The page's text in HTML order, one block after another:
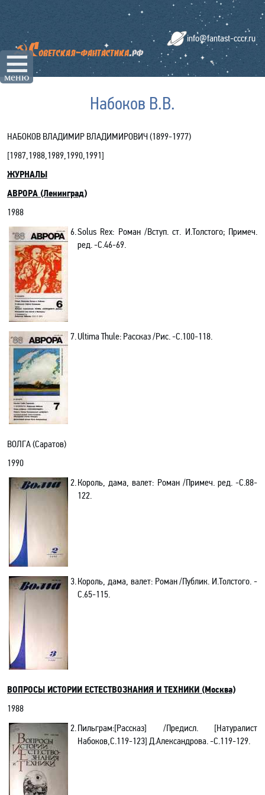
☰
меню
info@fantast-cccr.ru
Набоков В.В.
НАБОКОВ ВЛАДИМИР ВЛАДИМИРОВИЧ (1899-1977)
[1987,1988,1989,1990,1991]
ЖУРНАЛЫ
АВРОРА (Ленинград)
1988
6.Solus Rex: Роман /Вступ. ст. И.Толстого; Примеч.
ред. -С.46-69.
7.Ultima Thule: Рассказ /Рис. -C.100-118.
ВОЛГА (Саратов)
1990
2.Король, дама, валет: Роман /Примеч. ред. -C.88-
122.
3.Король, дама, валет: Роман /Публик. И.Толстого. -
C.65-115.
ВОПРОСЫ ИСТОРИИ ЕСТЕСТВОЗНАНИЯ И ТЕХНИКИ (Москва)
1988
2.Пильграм:[Рассказ] /Предисл. [Натуралист
Набоков,С.119-123] Д.Александрова. -С.119-129.